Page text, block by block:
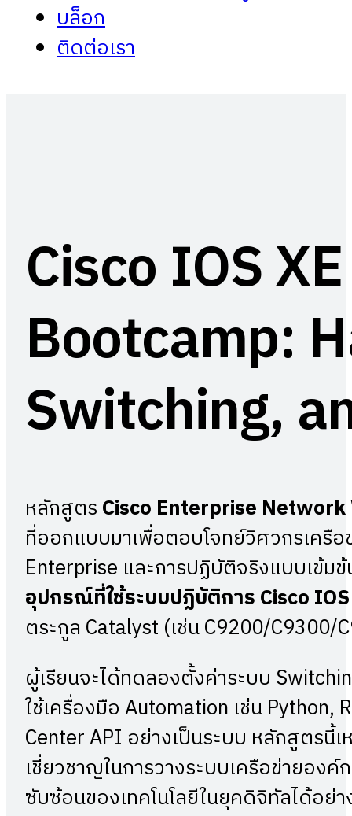
บล็อก
ติดต่อเรา
Cisco IOS
Bootcamp:
Switching,
หลักสูตรCisco Enterprise
ที่ออกแบบมาเพื่อตอบโจทย์วิศวกรเครือ
Enterprise และการปฏิบัติจริงแบบเข้ม
อุปกรณ์ที่ใช้ระบบปฏิบัติการCisco
ตระกูล Catalyst (เช่น C9200/C9300/
ผู้เรียนจะได้ทดลองตั้งค่าระบบ
ใช้เครื่องมือ Automation เช่น Python,
Center API อย่างเป็นระบบ หลักสูตรนี้
เชี่ยวชาญในการวางระบบเครือข่ายอ
ซับซ้อนของเทคโนโลยีในยุคดิจิทัลได้อย่า